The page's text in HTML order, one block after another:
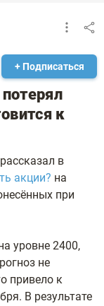
+ Подписаться
к
в
акции? на
при
уровне 2400,
не
привело к
В результате